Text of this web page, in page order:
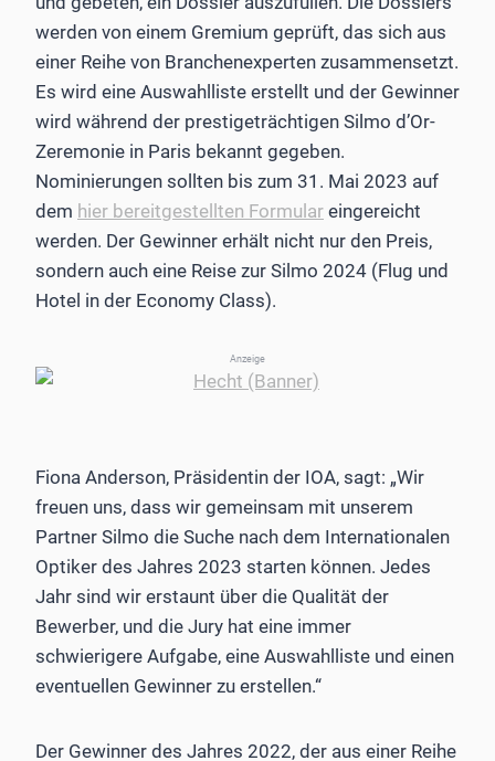
werden von einem Gremium geprüft, das sich aus
einer Reihe von Branchenexperten zusammensetzt.
Es wird eine Auswahlliste erstellt und der Gewinner
wird während der prestigeträchtigen Silmo d’Or-
Zeremonie in Paris bekannt gegeben.
Nominierungen sollten bis zum 31. Mai 2023 auf
dem hier bereitgestellten Formular eingereicht
werden. Der Gewinner erhält nicht nur den Preis,
sondern auch eine Reise zur Silmo 2024 (Flug und
Hotel in der Economy Class).
Anzeige
Fiona Anderson, Präsidentin der IOA, sagt: „Wir
freuen uns, dass wir gemeinsam mit unserem
Partner Silmo die Suche nach dem Internationalen
Optiker des Jahres 2023 starten können. Jedes
Jahr sind wir erstaunt über die Qualität der
Bewerber, und die Jury hat eine immer
schwierigere Aufgabe, eine Auswahlliste und einen
eventuellen Gewinner zu erstellen.“
Der Gewinner des Jahres 2022, der aus einer Reihe